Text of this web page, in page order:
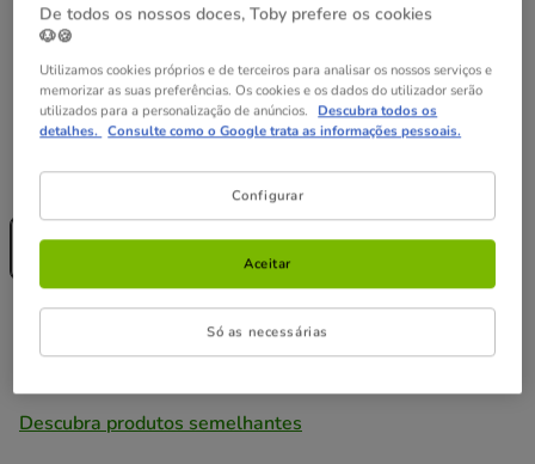
Formato:500 ml
500 ml
Sem Stock
Descubra produtos semelhantes
De todos os nossos doces, Toby prefere os cookies
🐶🍪
Utilizamos cookies próprios e de terceiros para analisar os nossos serviços e
memorizar as suas preferências. Os cookies e os dados do utilizador serão
utilizados para a personalização de anúncios. Descubra todos os
detalhes. Consulte como o Google trata as informações pessoais.
Configurar
Só as necessárias
Aceitar